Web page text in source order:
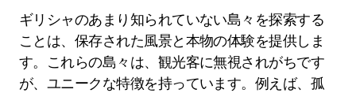
ギリシャのあまり知られていない島々を探索する
ことは、保存された風景と本物の体験を提供しま
す。これらの島々は、観光客に無視されがちです
が、ユニークな特徴を持っています。例えば、孤